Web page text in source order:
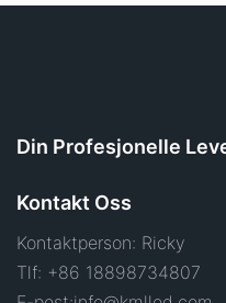
Din Profesjonelle
Kontakt Oss
Kontaktperson: Ricky
Tlf: +86 18898734807